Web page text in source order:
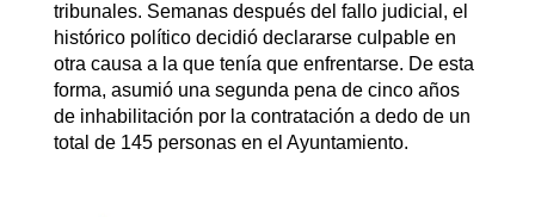
tribunales. Semanas después del fallo judicial, el
histórico político decidió declararse culpable en
otra causa a la que tenía que enfrentarse. De esta
forma, asumió una segunda pena de cinco años
de inhabilitación por la contratación a dedo de un
total de 145 personas en el Ayuntamiento.